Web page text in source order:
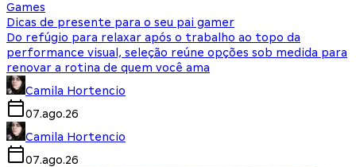
Games
Dicas de presente para o seu pai gamer
Do refúgio para relaxar após o trabalho ao topo da
performance visual, seleção reúne opções sob medida para
renovar a rotina de quem você ama
Camila Hortencio
07.ago.26
Camila Hortencio
07.ago.26